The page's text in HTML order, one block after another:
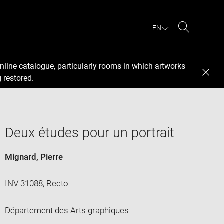
EN
catalogue, particularly rooms in which artworks
restored.
Deux études pour un portrait
Mignard, Pierre
INV 31088, Recto
Département des Arts graphiques